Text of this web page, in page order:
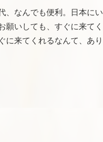
、なんでも便利。日本にい
願いしても、すぐに来てく
に来てくれるなんて、あり